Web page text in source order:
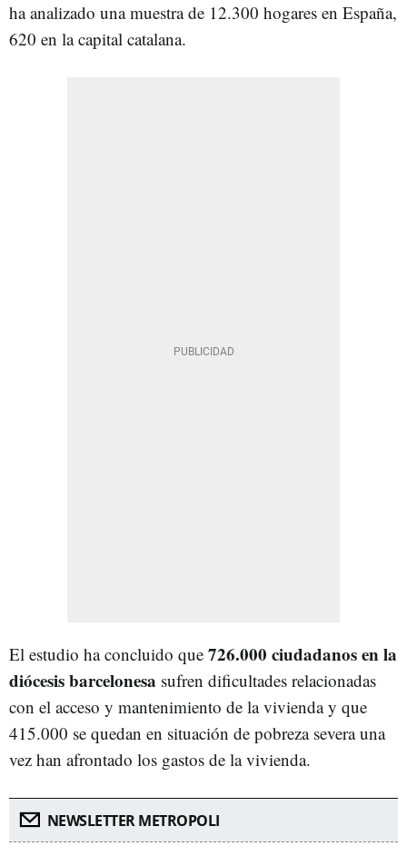
ha analizado una muestra de 12.300 hogares en España,
620 en la capital catalana.
El estudio ha concluido que 726.000 ciudadanos en la
diócesis barcelonesa sufren dificultades relacionadas
con el acceso y mantenimiento de la vivienda y que
415.000 se quedan en situación de pobreza severa una
vez han afrontado los gastos de la vivienda.
NEWSLETTER METROPOLI